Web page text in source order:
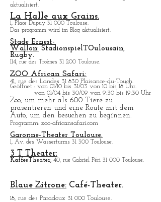
aktualisiert.
La Halle aux Grains.
1, Place Dupuy 31 000 Toulouse.
Das programm wird im Blog aktualisiert.
Stade Ernest-
Wallon: StadionspielTOulousain,
Rugby.
114, rue des Troènes 31 200 Toulouse.
ZOO African Safari:
41, rue des Landes 31 830 Plaisance-du-Touch.
Geöffnet : von 01/10 bis 31/03 von 10 bis 18 Uhr.
von 01/04 bis 30/09 von 9:30 bis 19:30 Uhr
Zoo, um mehr als 600 Tiere zu
prasentieren und eine Route mit dem
Auto, um den besuchen zu beginnen.
Programm: zoo-africansafari.com
Garonne-Theater Toulouse.
1, Av. des Wasserturms 31 300 Toulouse.
3 T Theater:
KaffeeTheater, 40, rue Gabriel Péri 31 000 Toulouse.
Blaue Zitrone: Café-Theater.
18, rue des Paradoux 31 000 Toulouse.